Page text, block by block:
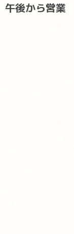
午後から営業